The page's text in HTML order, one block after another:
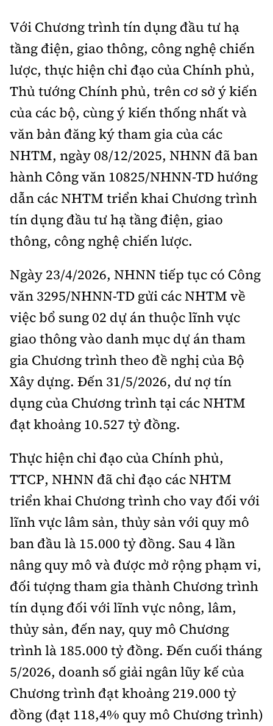
Với Chương trình tín dụng đầu tư hạ
tầng điện, giao thông, công nghệ chiến
lược, thực hiện chỉ đạo của Chính phủ,
Thủ tướng Chính phủ, trên cơ sở ý kiến
của các bộ, cùng ý kiến thống nhất và
văn bản đăng ký tham gia của các
NHTM, ngày 08/12/2025, NHNN đã ban
hành Công văn 10825/NHNN-TD hướng
dẫn các NHTM triển khai Chương trình
tín dụng đầu tư hạ tầng điện, giao
thông, công nghệ chiến lược.
Ngày 23/4/2026, NHNN tiếp tục có Công
văn 3295/NHNN-TD gửi các NHTM về
việc bổ sung 02 dự án thuộc lĩnh vực
giao thông vào danh mục dự án tham
gia Chương trình theo đề nghị của Bộ
Xây dựng. Đến 31/5/2026, dư nợ tín
dụng của Chương trình tại các NHTM
đạt khoảng 10.527 tỷ đồng.
Thực hiện chỉ đạo của Chính phủ,
TTCP, NHNN đã chỉ đạo các NHTM
triển khai Chương trình cho vay đối với
lĩnh vực lâm sản, thủy sản với quy mô
ban đầu là 15.000 tỷ đồng. Sau 4 lần
nâng quy mô và được mở rộng phạm vi,
đối tượng tham gia thành Chương trình
tín dụng đối với lĩnh vực nông, lâm,
thủy sản, đến nay, quy mô Chương
trình là 185.000 tỷ đồng. Đến cuối tháng
5/2026, doanh số giải ngân lũy kế của
Chương trình đạt khoảng 219.000 tỷ
đồng (đạt 118,4% quy mô Chương trình)